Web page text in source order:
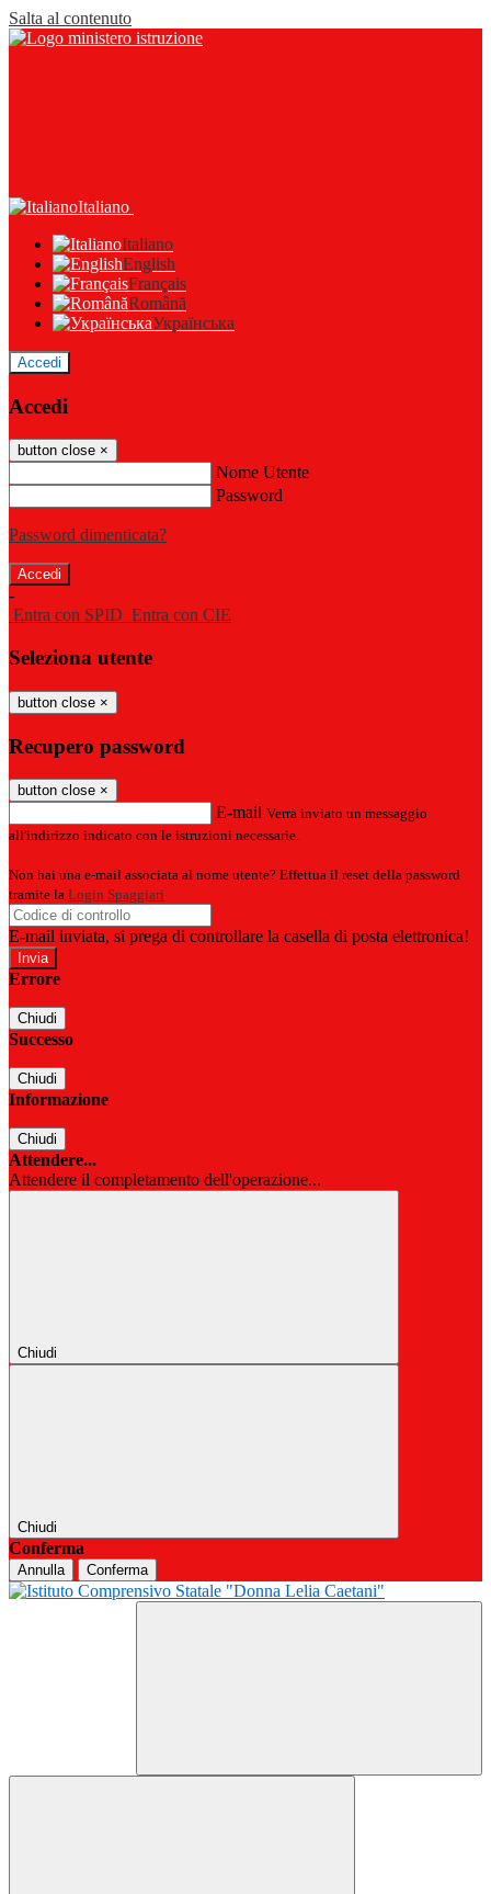
Salta al contenuto
Italiano
Italiano
English
Français
Română
Українська
Accedi
Accedi
button close ×
Nome Utente
Password
Password dimenticata?
-
Entra con SPID Entra con CIE
Seleziona utente
button close ×
Recupero password
button close ×
E-mail Verrà inviato un messaggio
all'indirizzo indicato con le istruzioni necessarie.
Non hai una e-mail associata al nome utente? Effettua il reset della password
tramite la Login Spaggiari
E-mail inviata, si prega di controllare la casella di posta elettronica!
Errore
Chiudi
Successo
Chiudi
Informazione
Chiudi
Attendere...
Attendere il completamento dell'operazione...
Chiudi
Chiudi
Conferma
Annulla Conferma